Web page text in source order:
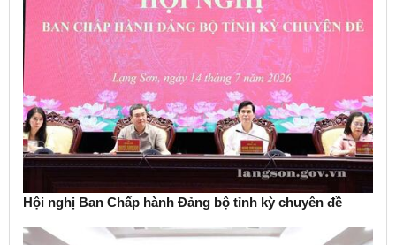
Hội nghị Ban Chấp hành Đảng bộ tỉnh kỳ chuyên đề